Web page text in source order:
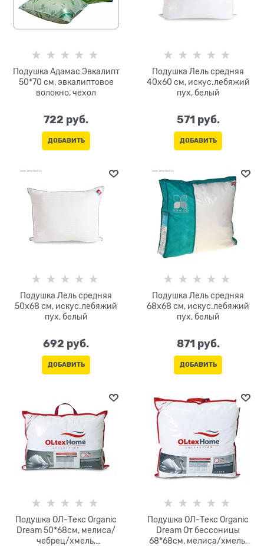
Подушка Адамас Эвкалипт
50*70 см, эвкалиптовое
волокно, чехол
722 руб.
ДОБАВИТЬ
Подушка Лель средняя
40х60 см, искус.лебяжий
пух, белый
571 руб.
ДОБАВИТЬ
Подушка Лель средняя
50х68 см, искус.лебяжий
пух, белый
692 руб.
ДОБАВИТЬ
Подушка Лель средняя
68х68 см, искус.лебяжий
пух, белый
871 руб.
ДОБАВИТЬ
Подушка ОЛ-Текс Organic
Dream 50*68см, мелиса/
чебрец/хмель,
Подушка ОЛ-Текс Organic
Dream От бессоницы
68*68см, мелиса/хмель,